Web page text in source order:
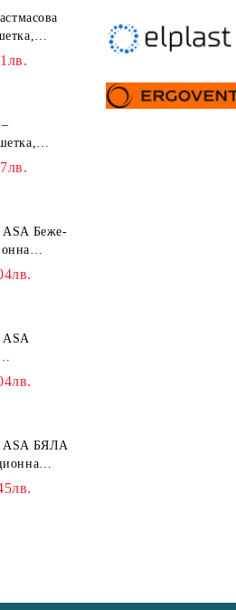
ASA Беже-
клапа Ø
ASA
с
ASA БЯЛА
клапа Ø